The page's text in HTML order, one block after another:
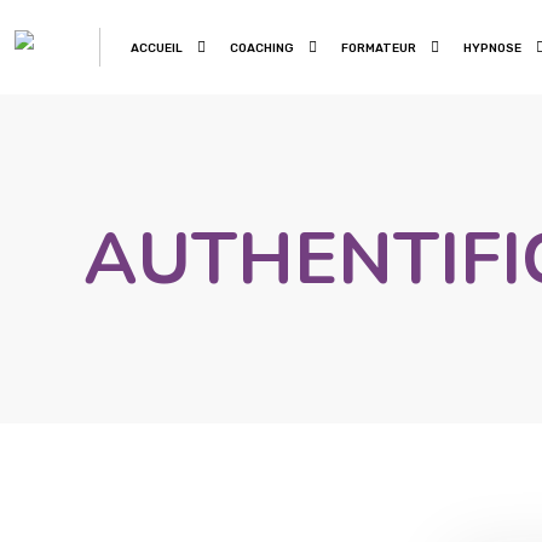
ACCUEIL COACHING FORMATEUR HYPNOSE